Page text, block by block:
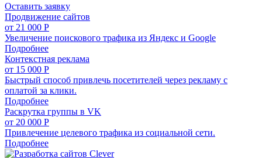
Оставить заявку
Продвижение сайтов
от 21 000 Р
Увеличение поискового трафика из Яндекс и Google
Подробнее
Контекстная реклама
от 15 000 Р
Быстрый способ привлечь посетителей через рекламу с
оплатой за клики.
Подробнее
Раскрутка группы в VK
от 20 000 Р
Привлечение целевого трафика из социальной сети.
Подробнее